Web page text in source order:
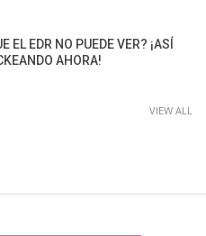
EL EDR NO PUEDE VER? ¡ASÍ
AHORA!
VIEW ALL